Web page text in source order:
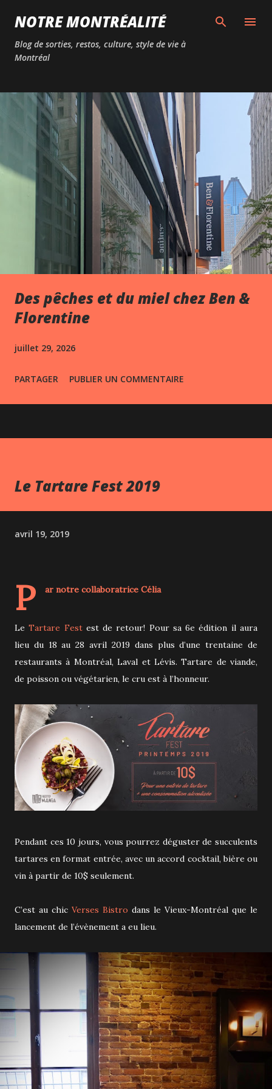
Passer au contenu principal
NOTRE MONTRÉALITÉ
Blog de sorties, restos, culture, style de vie à
Montréal
Des pêches et du miel chez Ben &
Florentine
juillet 29, 2026
PARTAGER PUBLIER UN COMMENTAIRE
Le Tartare Fest 2019
avril 19, 2019
P ar notre collaboratrice Célia
LeTartare Festest de retour! Pour sa 6e édition il aura
lieu du 18 au 28 avril 2019 dans plus d’une trentaine de
restaurants à Montréal, Laval et Lévis. Tartare de viande,
de poisson ou végétarien, le cru est à l’honneur.
Pendant ces 10 jours, vous pourrez déguster de succulents
tartares en format entrée, avec un accord cocktail, bière ou
vin à partir de 10$ seulement.
C’est au chic Verses Bistro dans le Vieux-Montréal que le
lancement de l’évènement a eu lieu.